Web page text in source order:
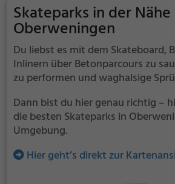
Skateparks in der
Oberweningen
Du liebst es mit dem Skateboard,
Inlinern über Betonparcours zu
zu performen und waghalsige
Dann bist du hier genau richtig –
die besten Skateparks in
Umgebung.
Hier geht’s direkt zur